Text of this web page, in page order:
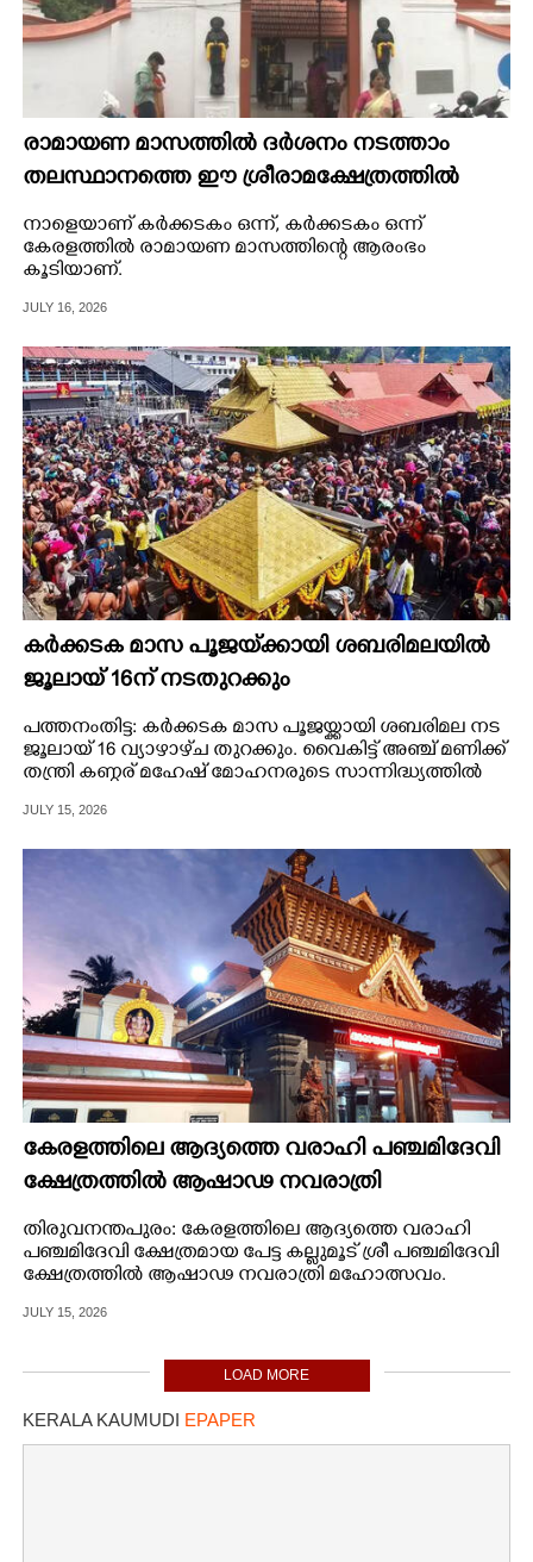
രാമായണ മാസത്തിൽ ദർശനം നടത്താം
തലസ്ഥാനത്തെ ഈ ശ്രീരാമക്ഷേത്രത്തിൽ
നാളെയാണ് കർക്കടകം ഒന്ന്,​ കർക്കടകം ഒന്ന്
കേരളത്തിൽ രാമായണ മാസത്തിന്റെ ആരംഭം
കൂടിയാണ്.
JULY 16, 2026
കർക്കടക മാസ പൂജയ്‌ക്കായി ശബരിമലയിൽ
ജൂലായ് 16ന് നടതുറക്കും
പത്തനംതിട്ട: കർക്കടക മാസ പൂജയ്ക്കായി ശബരിമല നട
ജൂലായ് 16 വ്യാഴാഴ്‌ച തുറക്കും. വൈകിട്ട് അഞ്ച് മണിക്ക്
തന്ത്രി കണ്ഠര് മഹേഷ് മോഹനരുടെ സാന്നിദ്ധ്യത്തിൽ
തെളിയിക്കും.
JULY 15, 2026
കേരളത്തിലെ ആദ്യത്തെ വരാഹി പഞ്ചമിദേവി
ക്ഷേത്രത്തിൽ ആഷാഢ നവരാത്രി
മഹോത്സവം
തിരുവനന്തപുരം: കേരളത്തിലെ ആദ്യത്തെ വരാഹി
പഞ്ചമിദേവി ക്ഷേത്രമായ പേട്ട കല്ലുമൂട് ശ്രീ പഞ്ചമിദേവി
ക്ഷേത്രത്തിൽ ആഷാഢ നവരാത്രി മഹോത്സവം.
JULY 15, 2026
LOAD MORE
KERALA KAUMUDI EPAPER